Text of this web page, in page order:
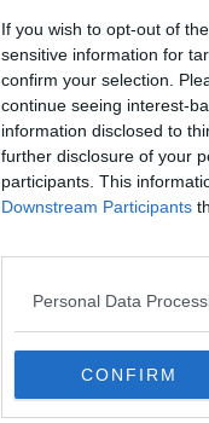
If you wish to opt-out of
sensitive information for
confirm your selection.
continue seeing interest-
information disclosed to
further disclosure of your
participants. This
Downstream Participants
Personal Data
CONFIRM